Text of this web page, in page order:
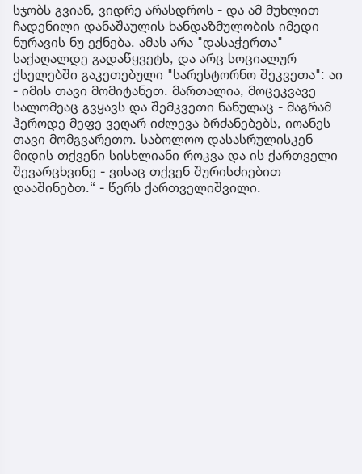
სჯობს გვიან, ვიდრე არასდროს - და ამ მუხლით
ჩადენილი დანაშაულის ხანდაზმულობის იმედი
ნურავის ნუ ექნება. ამას არა "დასაჭერთა"
საქაღალდე გადაწყვეტს, და არც სოციალურ
ქსელებში გაკეთებული "სარესტორნო შეკვეთა": აი
- იმის თავი მომიტანეთ. მართალია, მოცეკვავე
სალომეაც გვყავს და შემკვეთი ნანულაც - მაგრამ
ჰეროდე მეფე ვეღარ იძლევა ბრძანებებს, იოანეს
თავი მომგვარეთო. საბოლოო დასასრულისკენ
მიდის თქვენი სისხლიანი როკვა და ის ქართველი
შევარცხვინე - ვისაც თქვენ შურისძიებით
დააშინებთ.“ - წერს ქართველიშვილი.